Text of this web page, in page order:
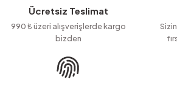
Ürün resmi kalitesiz, bozuk veya
Ürün açıklamasında eksik bilgiler bulunuyor.
Ürün bilgilerinde hatalar bulunuyor.
Ürün fiyatı diğer sitelerden daha pahalı.
Bu ürüne benzer farklı alternatifler olmalı.
Ücretsiz Teslimat
990 ₺ üzeri alışverişlerde kargo
bizden